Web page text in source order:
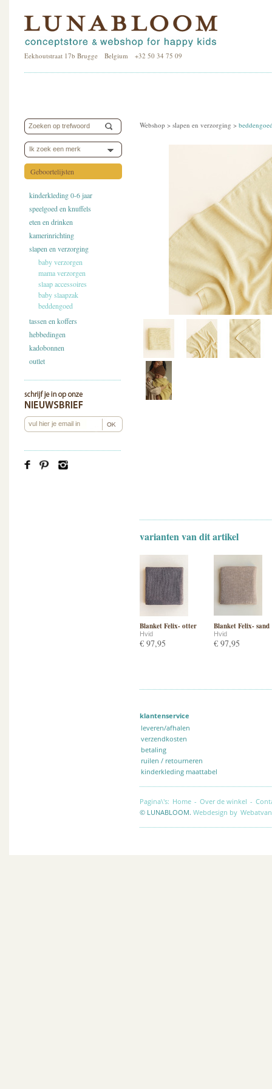
Eekhoutstraat 17b Brugge Belgium +32 50 34 75 09
Ik zoek een merk
Geboortelijsten
kinderkleding 0-6 jaar
speelgoed en knuffels
eten en drinken
kamerinrichting
slapen en verzorging
baby verzorgen
mama verzorgen
slaap accessoires
baby slaapzak
beddengoed
tassen en koffers
hebbedingen
kadobonnen
outlet
Webshop > slapen en verzorging >
varianten van dit artikel
Blanket Felix- otter
Hvid
€ 97,95
Blanket Felix- sand
Hvid
€ 97,95
klantenservice
leveren/afhalen
verzendkosten
betaling
ruilen / retourneren
kinderkleding maattabel
Pagina\'s: Home - Over de winkel -
© LUNABLOOM. Webdesign by